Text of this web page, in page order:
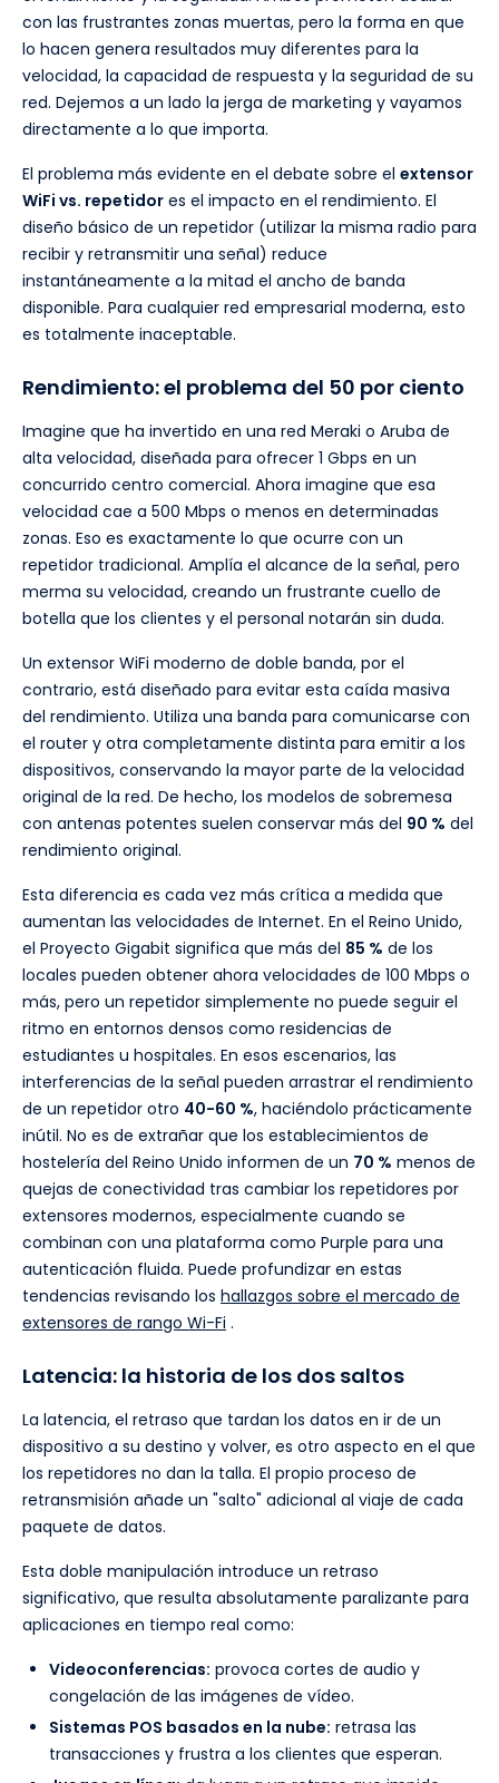
con las frustrantes zonas muertas, pero la forma en que
lo hacen genera resultados muy diferentes para la
velocidad, la capacidad de respuesta y la seguridad de su
red. Dejemos a un lado la jerga de marketing y vayamos
directamente a lo que importa.
El problema más evidente en el debate sobre el extensor
WiFi vs. repetidor es el impacto en el rendimiento. El
diseño básico de un repetidor (utilizar la misma radio para
recibir y retransmitir una señal) reduce
instantáneamente a la mitad el ancho de banda
disponible. Para cualquier red empresarial moderna, esto
es totalmente inaceptable.
Rendimiento: el problema del 50 por ciento
Imagine que ha invertido en una red Meraki o Aruba de
alta velocidad, diseñada para ofrecer 1 Gbps en un
concurrido centro comercial. Ahora imagine que esa
velocidad cae a 500 Mbps o menos en determinadas
zonas. Eso es exactamente lo que ocurre con un
repetidor tradicional. Amplía el alcance de la señal, pero
merma su velocidad, creando un frustrante cuello de
botella que los clientes y el personal notarán sin duda.
Un extensor WiFi moderno de doble banda, por el
contrario, está diseñado para evitar esta caída masiva
del rendimiento. Utiliza una banda para comunicarse con
el router y otra completamente distinta para emitir a los
dispositivos, conservando la mayor parte de la velocidad
original de la red. De hecho, los modelos de sobremesa
con antenas potentes suelen conservar más del 90 % del
rendimiento original.
Esta diferencia es cada vez más crítica a medida que
aumentan las velocidades de Internet. En el Reino Unido,
el Proyecto Gigabit significa que más del 85 % de los
locales pueden obtener ahora velocidades de 100 Mbps o
más, pero un repetidor simplemente no puede seguir el
ritmo en entornos densos como residencias de
estudiantes u hospitales. En esos escenarios, las
interferencias de la señal pueden arrastrar el rendimiento
de un repetidor otro 40-60 %, haciéndolo prácticamente
inútil. No es de extrañar que los establecimientos de
hostelería del Reino Unido informen de un 70 % menos de
quejas de conectividad tras cambiar los repetidores por
extensores modernos, especialmente cuando se
combinan con una plataforma como Purple para una
autenticación fluida. Puede profundizar en estas
tendencias revisando los hallazgos sobre el mercado de
extensores de rango Wi-Fi .
Latencia: la historia de los dos saltos
La latencia, el retraso que tardan los datos en ir de un
dispositivo a su destino y volver, es otro aspecto en el que
los repetidores no dan la talla. El propio proceso de
retransmisión añade un "salto" adicional al viaje de cada
paquete de datos.
Esta doble manipulación introduce un retraso
significativo, que resulta absolutamente paralizante para
aplicaciones en tiempo real como:
Videoconferencias: provoca cortes de audio y
congelación de las imágenes de vídeo.
Sistemas POS basados en la nube: retrasa las
transacciones y frustra a los clientes que esperan.